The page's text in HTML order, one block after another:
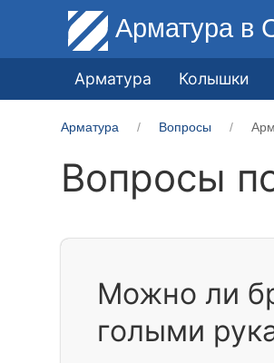
Арматура в
Арматура Колышки
Арматура Вопросы
Вопросы
Можно ли
голыми